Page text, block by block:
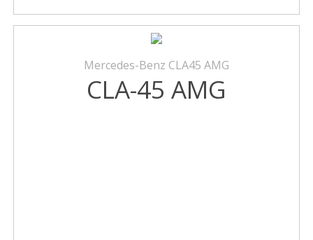
Mercedes-Benz CLA45 AMG
CLA-45 AMG